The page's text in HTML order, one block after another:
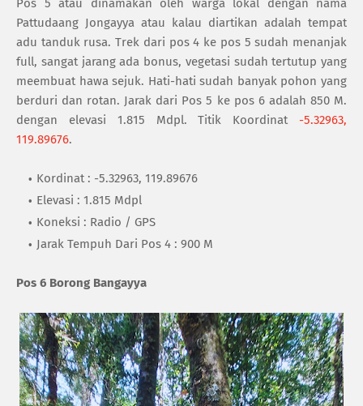
Pos 5 atau dinamakan oleh warga lokal dengan nama
Pattudaang Jongayya atau kalau diartikan adalah tempat
adu tanduk rusa. Trek dari pos 4 ke pos 5 sudah menanjak
full, sangat jarang ada bonus, vegetasi sudah tertutup yang
meembuat hawa sejuk. Hati-hati sudah banyak pohon yang
berduri dan rotan. Jarak dari Pos 5 ke pos 6 adalah 850 M.
dengan elevasi 1.815 Mdpl. Titik Koordinat -5.32963,
119.89676.
Kordinat : -5.32963, 119.89676
Elevasi : 1.815 Mdpl
Koneksi : Radio / GPS
Jarak Tempuh Dari Pos 4 : 900 M
Pos 6 Borong Bangayya